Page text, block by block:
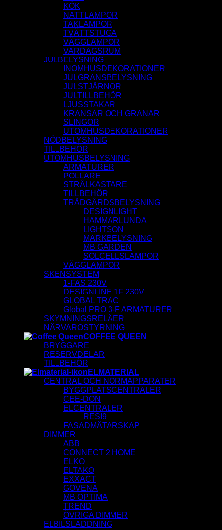
KÖK
NATTLAMPOR
TAKLAMPOR
TVÄTTSTUGA
VÄGGLAMPOR
VARDAGSRUM
JULBELYSNING
INOMHUSDEKORATIONER
JULGRANSBELYSNING
JULSTJÄRNOR
JULTILLBEHÖR
LJUSSTAKAR
KRANSAR OCH GRANAR
SLINGOR
UTOMHUSDEKORATIONER
NÖDBELYSNING
TILLBEHÖR
UTOMHUSBELYSNING
ARMATURER
POLLARE
STRÅLKASTARE
TILLBEHÖR
TRÄDGÅRDSBELYSNING
DESIGNLIGHT
HAMMARLUNDA
LIGHTSON
MARKBELYSNING
MB GARDEN
SOLCELLSLAMPOR
VÄGGLAMPOR
SKENSYSTEM
1-FAS 230V
DESIGNLINE 1F 230V
GLOBAL TRAC
Global PRO 3-F ARMATURER
SKYMNINGSRELÄER
NÄRVAROSTYRNING
COFFEE QUEEN
BRYGGARE
RESERVDELAR
TILLBEHÖR
ELMATERIAL
CENTRAL OCH NORMAPPARATER
BYGGPLATSCENTRALER
CEE-DON
ELCENTRALER
RESI9
FASADMÄTARSKAP
DIMMER
ABB
CONNECT 2 HOME
ELKO
ELTAKO
EXXACT
GOVENA
MB OPTIMA
TREND
ÖVRIGA DIMMER
ELBILSLADDNING